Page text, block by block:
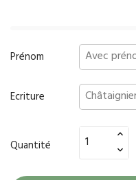
Prénom
Ecriture
Quantité